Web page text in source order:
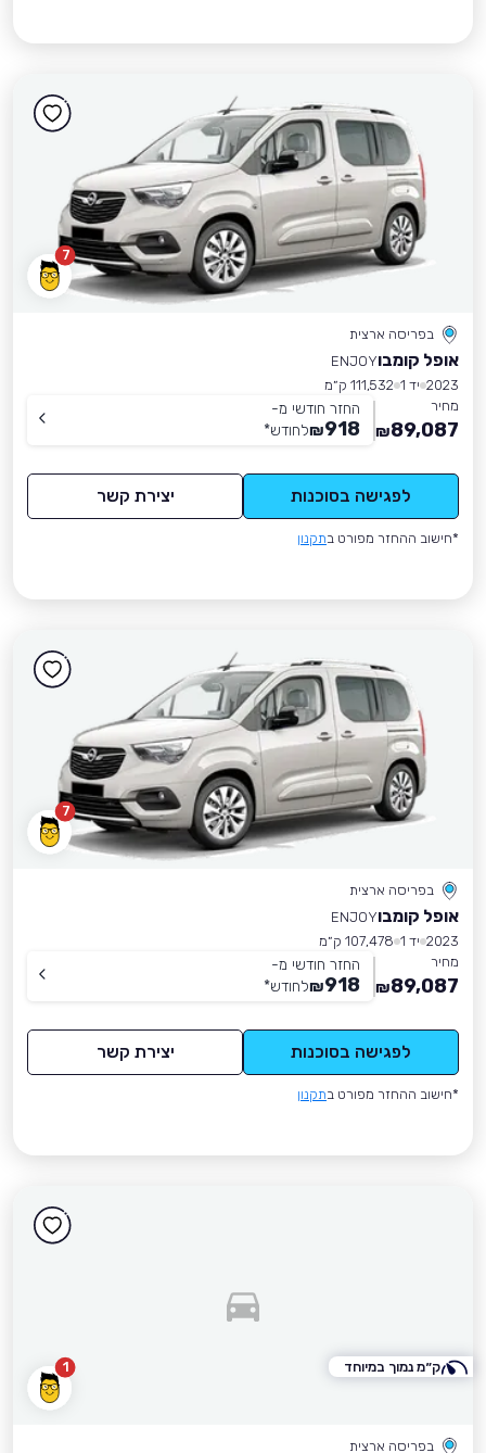
7
בפריסה ארצית
אופל קומבוENJOY
2023 יד 1
111,532 ק״מ
מחיר
89,087
₪
החזר חודשי מ-
918
₪לחודש*
לפגישה בסוכנות יצירת קשר
*חישוב ההחזר מפורט בתקנון
7
בפריסה ארצית
אופל קומבוENJOY
2023 יד 1
107,478 ק״מ
מחיר
89,087
₪
החזר חודשי מ-
918
₪לחודש*
לפגישה בסוכנות יצירת קשר
*חישוב ההחזר מפורט בתקנון
1
בפריסה ארצית
ק״מ נמוך במיוחד